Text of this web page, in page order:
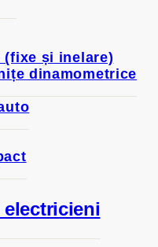
(fixe și inelare)
dinamometrice